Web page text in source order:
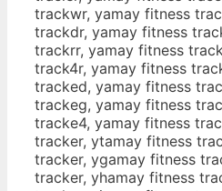
trackwr, yamay fitness
trackdr, yamay fitness
trackrr, yamay fitness
track4r, yamay fitness
tracked, yamay fitness
trackeg, yamay fitness
tracke4, yamay fitness
tracker, ytamay fitness
tracker, ygamay fitness
tracker, yhamay fitness